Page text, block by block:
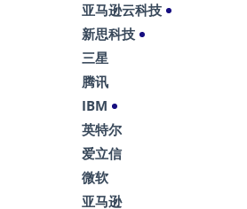
亚马逊云科技
新思科技
三星
腾讯
IBM
英特尔
爱立信
微软
亚马逊